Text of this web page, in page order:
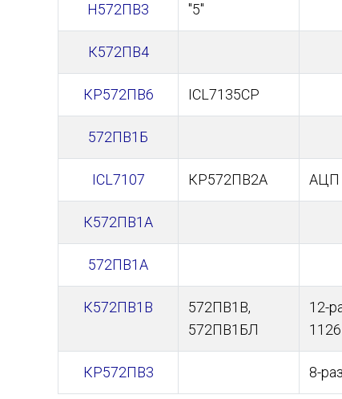
Н572ПВ3 "5"
К572ПВ4
КР572ПВ6 ICL7135CP
572ПВ1Б
ICL7107 КР572ПВ2А АЦП
К572ПВ1А
572ПВ1А
К572ПВ1В
572ПВ1В,
572ПВ1БЛ
12-
КР572ПВ3 8-